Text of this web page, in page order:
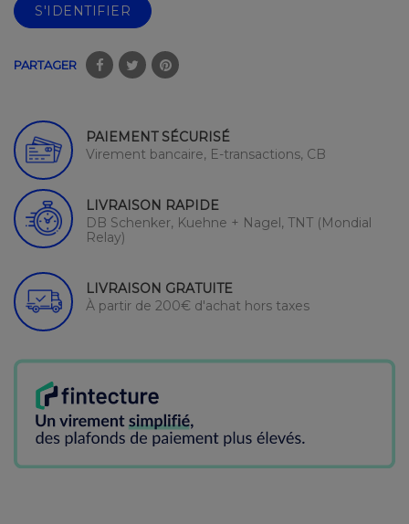
S'IDENTIFIER
PARTAGER
PAIEMENT SÉCURISÉ
Virement bancaire, E-transactions, CB
LIVRAISON RAPIDE
DB Schenker, Kuehne + Nagel, TNT (Mondial
Relay)
LIVRAISON GRATUITE
À partir de 200€ d'achat hors taxes